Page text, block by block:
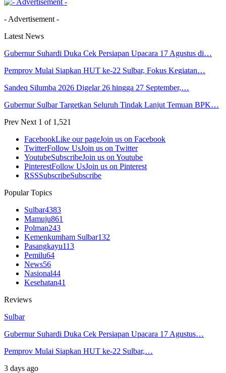
- Advertisement -
Latest News
Gubernur Suhardi Duka Cek Persiapan Upacara 17 Agustus di…
Pemprov Mulai Siapkan HUT ke-22 Sulbar, Fokus Kegiatan…
Sandeq Silumba 2026 Digelar 26 hingga 27 September,…
Gubernur Sulbar Targetkan Seluruh Tindak Lanjut Temuan BPK…
Prev Next 1 of 1,521
FacebookLike our pageJoin us on Facebook
TwitterFollow UsJoin us on Twitter
YoutubeSubscribeJoin us on Youtube
PinterestFollow UsJoin us on Pinterest
RSSSubscribeSubscribe
Popular Topics
Sulbar4383
Mamuju861
Polman243
Kemenkumham Sulbar132
Pasangkayu113
Pemilu64
News56
Nasional44
Kesehatan41
Reviews
Sulbar
Gubernur Suhardi Duka Cek Persiapan Upacara 17 Agustus…
Pemprov Mulai Siapkan HUT ke-22 Sulbar,…
3 days ago